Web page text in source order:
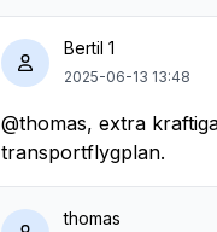
Bertil 1
2025-06-13 13:48
@thomas, extra
transportflygplan.
thomas